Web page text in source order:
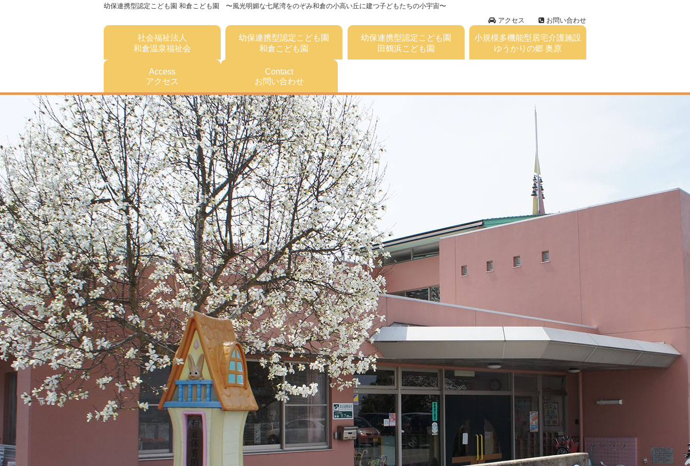
幼保連携型認定こども園 和倉こども園 〜風光明媚な七尾湾をのぞみ和倉の小高い丘に建つ子どもたちの小宇宙〜
アクセス
お問い合わせ
社会福祉法人
和倉温泉福祉会
幼保連携型認定こども園
和倉こども園
幼保連携型認定こども園
田鶴浜こども園
小規模多機能型居宅介護施設
ゆうかりの郷 奥原
Access
アクセス
Contact
お問い合わせ